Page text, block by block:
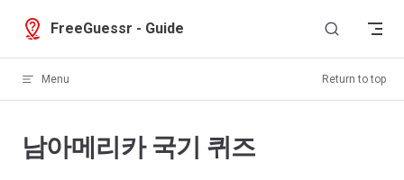
Skip to content
FreeGuessr - Guide
Menu Return to top
남아메리카 국기 퀴즈